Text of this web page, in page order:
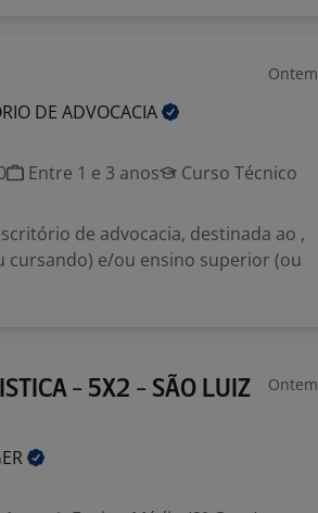
Ontem
DE ADVOCACIA
Entre 1 e 3 anos
Curso Técnico
de advocacia, destinada ao ,
cursando) e/ou ensino superior (ou
- 5X2 - SÃO LUIZ
Ontem